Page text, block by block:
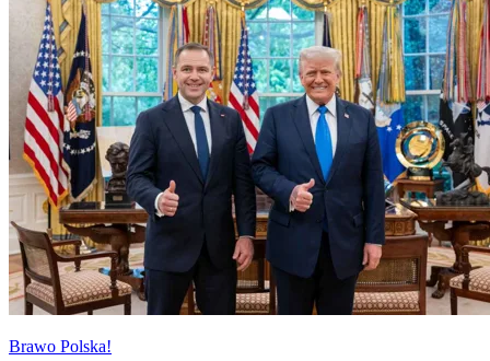
Brawo Polska!